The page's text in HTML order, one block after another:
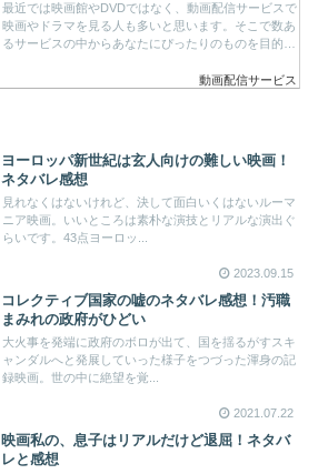
最近では映画館やDVDではなく、動画配信サービスで
映画やドラマを見る人も多いと思います。そこで数あ
るサービスの中からあなたにぴったりのものを目的別
動画配信サービス
ヨーロッパ新世紀は玄人向けの難しい映画！
ネタバレ感想
見れなくはないけれど、決して面白いくはないルーマ
ニア映画。いいところは素朴な演技とリアルな演出ぐ
らいです。43点ヨーロッ...
2023.09.15
コレクティブ国家の嘘のネタバレ感想！汚職
まみれの政府がひどい
大火事を発端に政府のボロが出て、国を揺るがすスキ
ャンダルへと発展していった様子をつづった渾身の記
録映画。世の中に絶望を覚...
2021.07.22
映画私の、息子はリアルだけど退屈！ネタバ
レと感想